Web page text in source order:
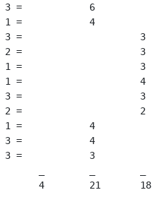
3 =            6
1 =            4
=                     3
=                     3
=                     3
=                     4
=                     3
=                     2
1 =            4
3 =            4
3 =            3
4        21       18